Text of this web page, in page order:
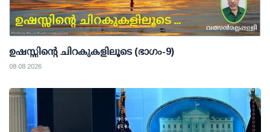
ഉഷസ്സിന്റെ ചിറകുകളിലൂടെ (ഭാഗം-9)
08 08 2026